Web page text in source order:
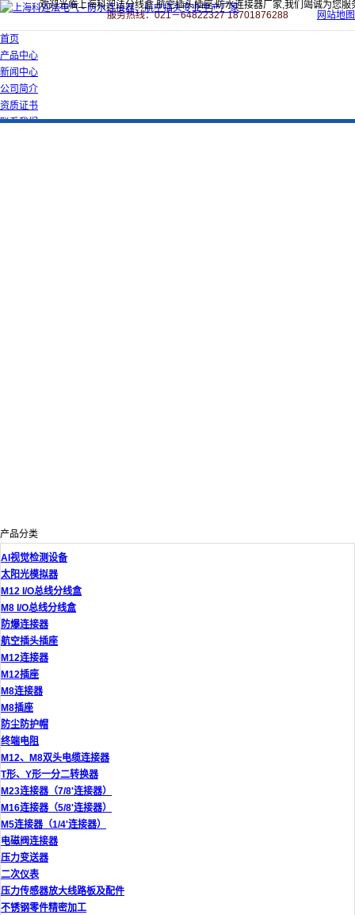
欢迎光临上海科迎法分线盒,航空插头插座,防水连接器厂家,我们竭诚为您服
服务热线：021－64822327 18701876288
网站地图
首页
产品中心
新闻中心
公司简介
资质证书
联系我们
产品分类
AI视觉检测设备
太阳光模拟器
M12 I/O总线分线盒
M8 I/O总线分线盒
防爆连接器
航空插头插座
M12连接器
M12插座
M8连接器
M8插座
防尘防护帽
终端电阻
M12、M8双头电缆连接器
T形、Y形一分二转换器
M23连接器（7/8'连接器）
M16连接器（5/8'连接器）
M5连接器（1/4'连接器）
电磁阀连接器
压力变送器
二次仪表
压力传感器放大线路板及配件
不锈钢零件精密加工